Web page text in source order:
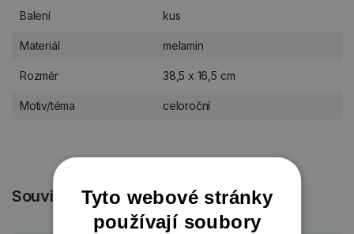
Balení kus
Materiál melamin
Rozměr 38,5 x 16,5 cm
Motiv/téma celoroční
Související produkty
Tyto webové stránky
používají soubory